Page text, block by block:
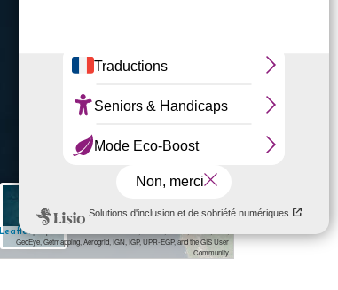
−
5 km
✎ Edit
Leaflet
GeoEye, Getmapping, Aerogrid, IGN, IGP, UPR-EGP, and the GIS User
Community